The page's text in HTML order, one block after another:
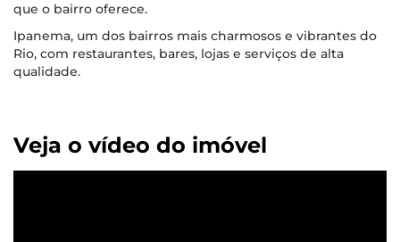
que o bairro oferece.
Ipanema, um dos bairros mais charmosos e vibrantes do
Rio, com restaurantes, bares, lojas e serviços de alta
qualidade.
Veja o vídeo do imóvel